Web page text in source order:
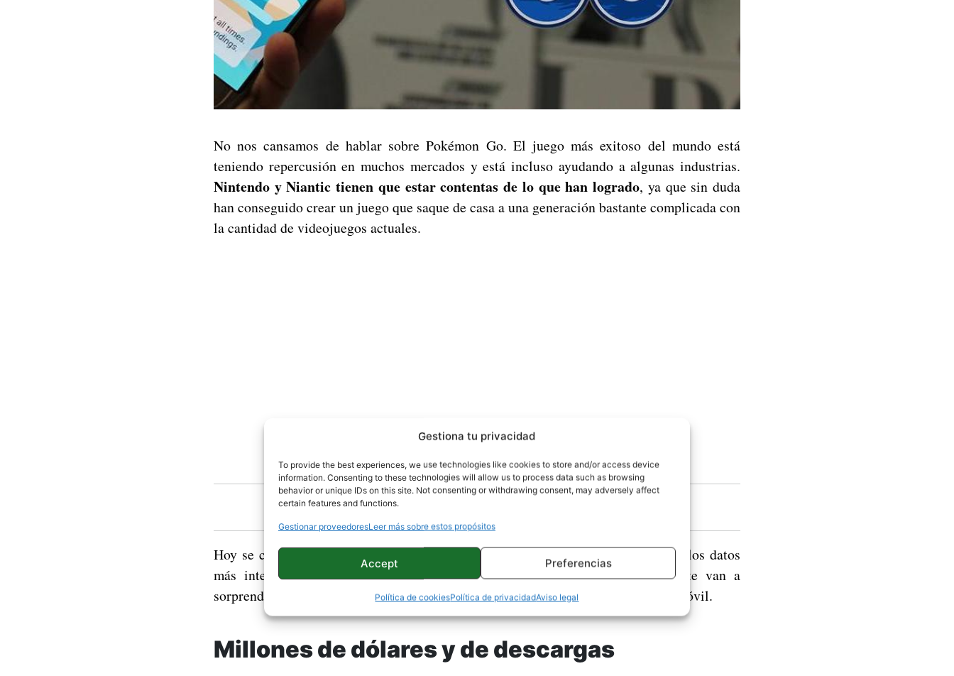
Gestiona tu privacidad
To provide the best experiences, we use technologies like cookies to store and/or access device
information. Consenting to these technologies will allow us to process data such as browsing
behavior or unique IDs on this site. Not consenting or withdrawing consent, may adversely affect
certain features and functions.
Gestionar proveedoresLeer más sobre estos propósitos
Accept Preferencias
Política de cookiesPolítica de privacidadAviso legal
No nos cansamos de hablar sobre Pokémon Go. El juego más exitoso del mundo está
teniendo repercusión en muchos mercados y está incluso ayudando a algunas industrias.
Nintendo y Niantic tienen que estar contentas de lo que han logrado, ya que sin duda
han conseguido crear un juego que saque de casa a una generación bastante complicada con
la cantidad de videojuegos actuales.
Clash Royale contará con otra actualización en agosto
Hoy se cumple casi un mes desde que salió Pokémon Go y tenemos algunos de los datos
más interesantes que nos ha dejado este juego. Sin duda muchos de ellos te van a
sorprender, ya que ninguna entrega ha conseguido tales cosas en una plataforma móvil.
Millones de dólares y de descargas